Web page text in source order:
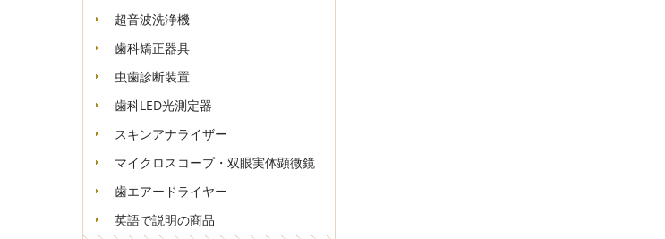
超音波洗浄機
歯科矯正器具
虫歯診断装置
歯科LED光測定器
スキンアナライザー
マイクロスコープ・双眼実体顕微鏡
歯エアードライヤー
英語で説明の商品